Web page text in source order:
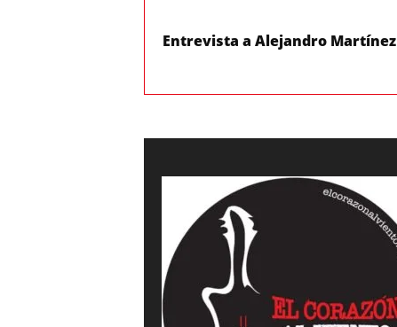
Entrevista a Alejandro Martínez